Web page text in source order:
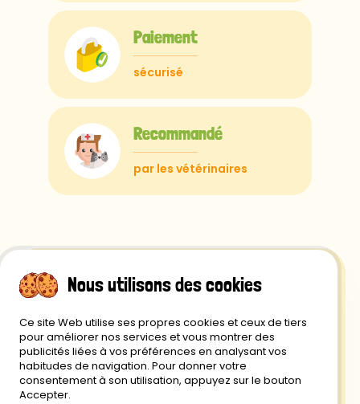
Paiement
sécurisé
Recommandé
par les vétérinaires
Retour et Remboursement
Politique de Confidentialité
Nous utilisons des cookies
Ce site Web utilise ses propres cookies et ceux de tiers
pour améliorer nos services et vous montrer des
publicités liées à vos préférences en analysant vos
habitudes de navigation. Pour donner votre
consentement à son utilisation, appuyez sur le bouton
Accepter.